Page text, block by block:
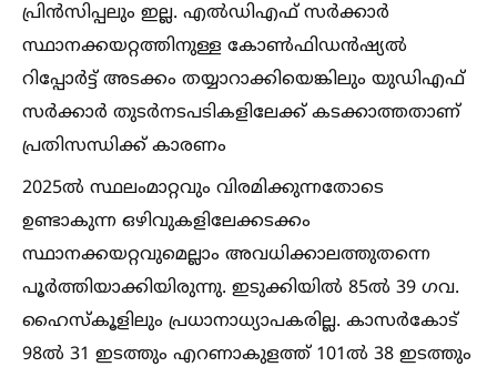
പ്രിൻസിപ്പലും ഇല്ല. എല്‍ഡിഎഫ്‌ സർക്കാർ
സ്ഥാനക്കയറ്റത്തിനുള്ള കോണ്‍ഫിഡൻഷ്യല്‍
റിപ്പോർട്ട്‌ അടക്കം തയ്യാറാക്കിയെങ്കിലും യുഡിഎഫ്‌
സർക്കാർ തുടർനടപടികളിലേക്ക്‌ കടക്കാത്തതാണ്‌
പ്രതിസന്ധിക്ക്‌ കാരണം
2025ല്‍ സ്ഥലംമാറ്റവും വിരമിക്കുന്നതോടെ
ഉണ്ടാകുന്ന ഒഴിവുകളിലേക്കടക്കം
സ്ഥാനക്കയറ്റവുമെല്ലാം അവധിക്കാലത്തുതന്നെ
പൂർത്തിയാക്കിയിരുന്നു. ഇടുക്കിയില്‍ 85ല്‍ 39 ഗവ.
ഹൈസ്‌കൂളിലും പ്രധാനാധ്യാപകരില്ല. കാസർകോട്‌
98ല്‍ 31 ഇടത്തും എറണാകുളത്ത്‌ 101ല്‍ 38 ഇടത്തും